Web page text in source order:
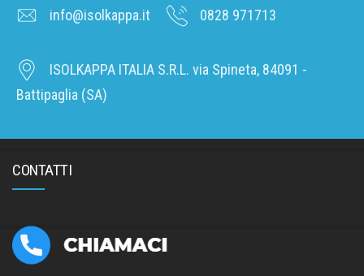
info@isolkappa.it 0828 971713
ISOLKAPPA ITALIA S.R.L. via Spineta, 84091 -
Battipaglia (SA)
CONTATTI